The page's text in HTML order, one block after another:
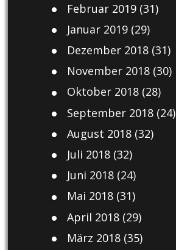
Februar 2019(31)
Januar 2019(29)
Dezember 2018(31)
November 2018(30)
Oktober 2018(28)
September 2018(24)
August 2018(32)
Juli 2018(32)
Juni 2018(24)
Mai 2018(31)
April 2018(29)
März 2018(35)